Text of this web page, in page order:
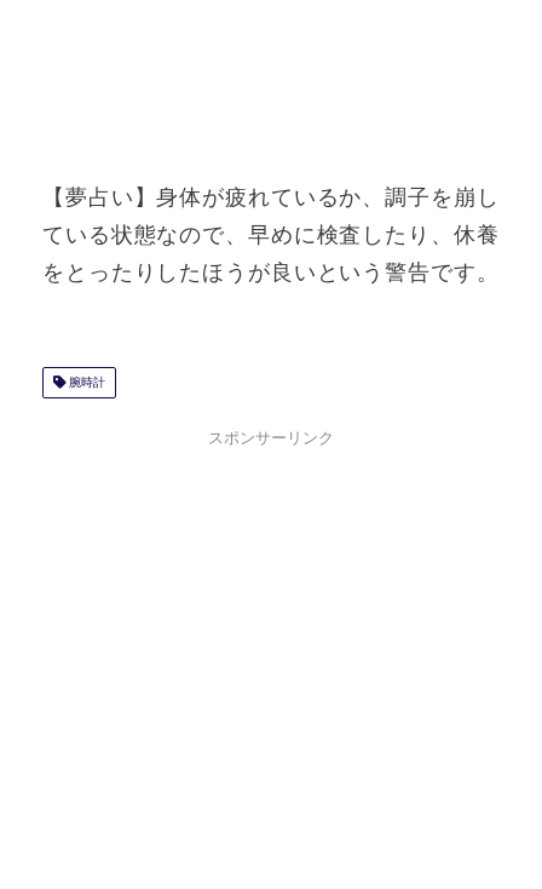
【夢占い】身体が疲れているか、調子を崩し
ている状態なので、早めに検査したり、休養
をとったりしたほうが良いという警告です。
腕時計
スポンサーリンク